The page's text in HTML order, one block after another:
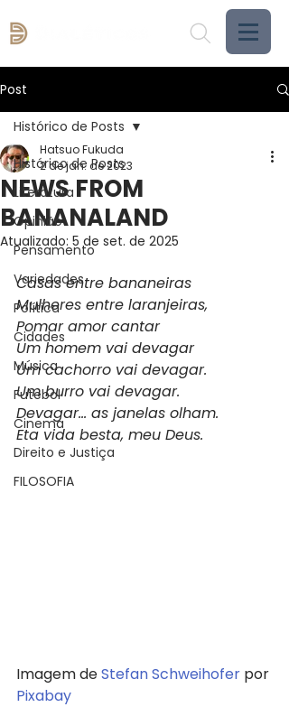
Post
Histórico de Posts
Literatura
Opinião
Pensamento
Variedades
Política
Cidades
Música
Futebol
Cinema
Direito e Justiça
FILOSOFIA
Histórico de Posts
NEWS FROM
BANANALAND
Hatsuo Fukuda
2 de jan. de 2023
Atualizado: 5 de set. de 2025
Casas entre bananeiras
Mulheres entre laranjeiras,
Pomar amor cantar
Um homem vai devagar
Um cachorro vai devagar.
Um burro vai devagar.
Devagar... as janelas olham.
Eta vida besta, meu Deus.
Imagem de Stefan Schweihofer por
Pixabay